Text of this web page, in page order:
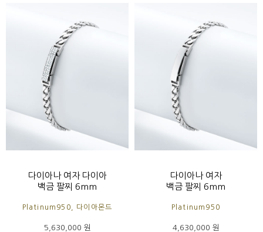
다이아나 여자 다이아
백금 팔찌 6mm
Platinum950, 다이아몬드
5,630,000 원
다이아나 여자
백금 팔찌 6mm
Platinum950
4,630,000 원